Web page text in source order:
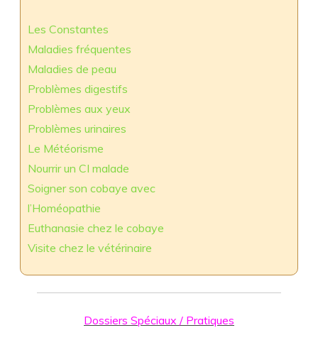
Les Constantes
Maladies fréquentes
Maladies de peau
Problèmes digestifs
Problèmes aux yeux
Problèmes urinaires
Le Météorisme
Nourrir un CI malade
Soigner son cobaye avec
l’Homéopathie
Euthanasie chez le cobaye
Visite chez le vétérinaire
Dossiers Spéciaux / Pratiques